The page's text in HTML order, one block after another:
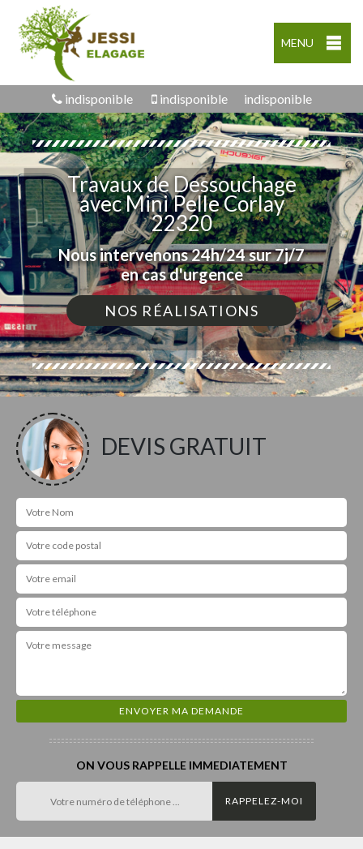
MENU
indisponible indisponible indisponible
Travaux de Dessouchage
avec Mini Pelle Corlay
22320
Nous intervenons 24h/24 sur 7j/7
en cas d'urgence
NOS RÉALISATIONS
DEVIS GRATUIT
ON VOUS RAPPELLE IMMEDIATEMENT